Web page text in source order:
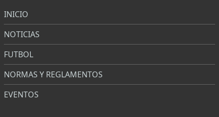
INICIO
NOTICIAS
FUTBOL
NORMAS Y REGLAMENTOS
EVENTOS